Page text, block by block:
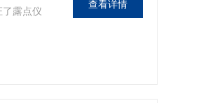
了露点仪
查看详情